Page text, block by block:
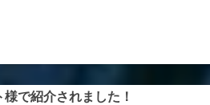
で紹介されました！